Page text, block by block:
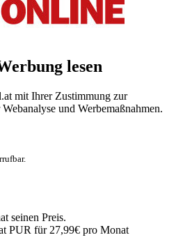
lesen
mit Ihrer Zustimmung zur
und Werbemaßnahmen.
seinen Preis.
PUR für 27,99€ pro Monat